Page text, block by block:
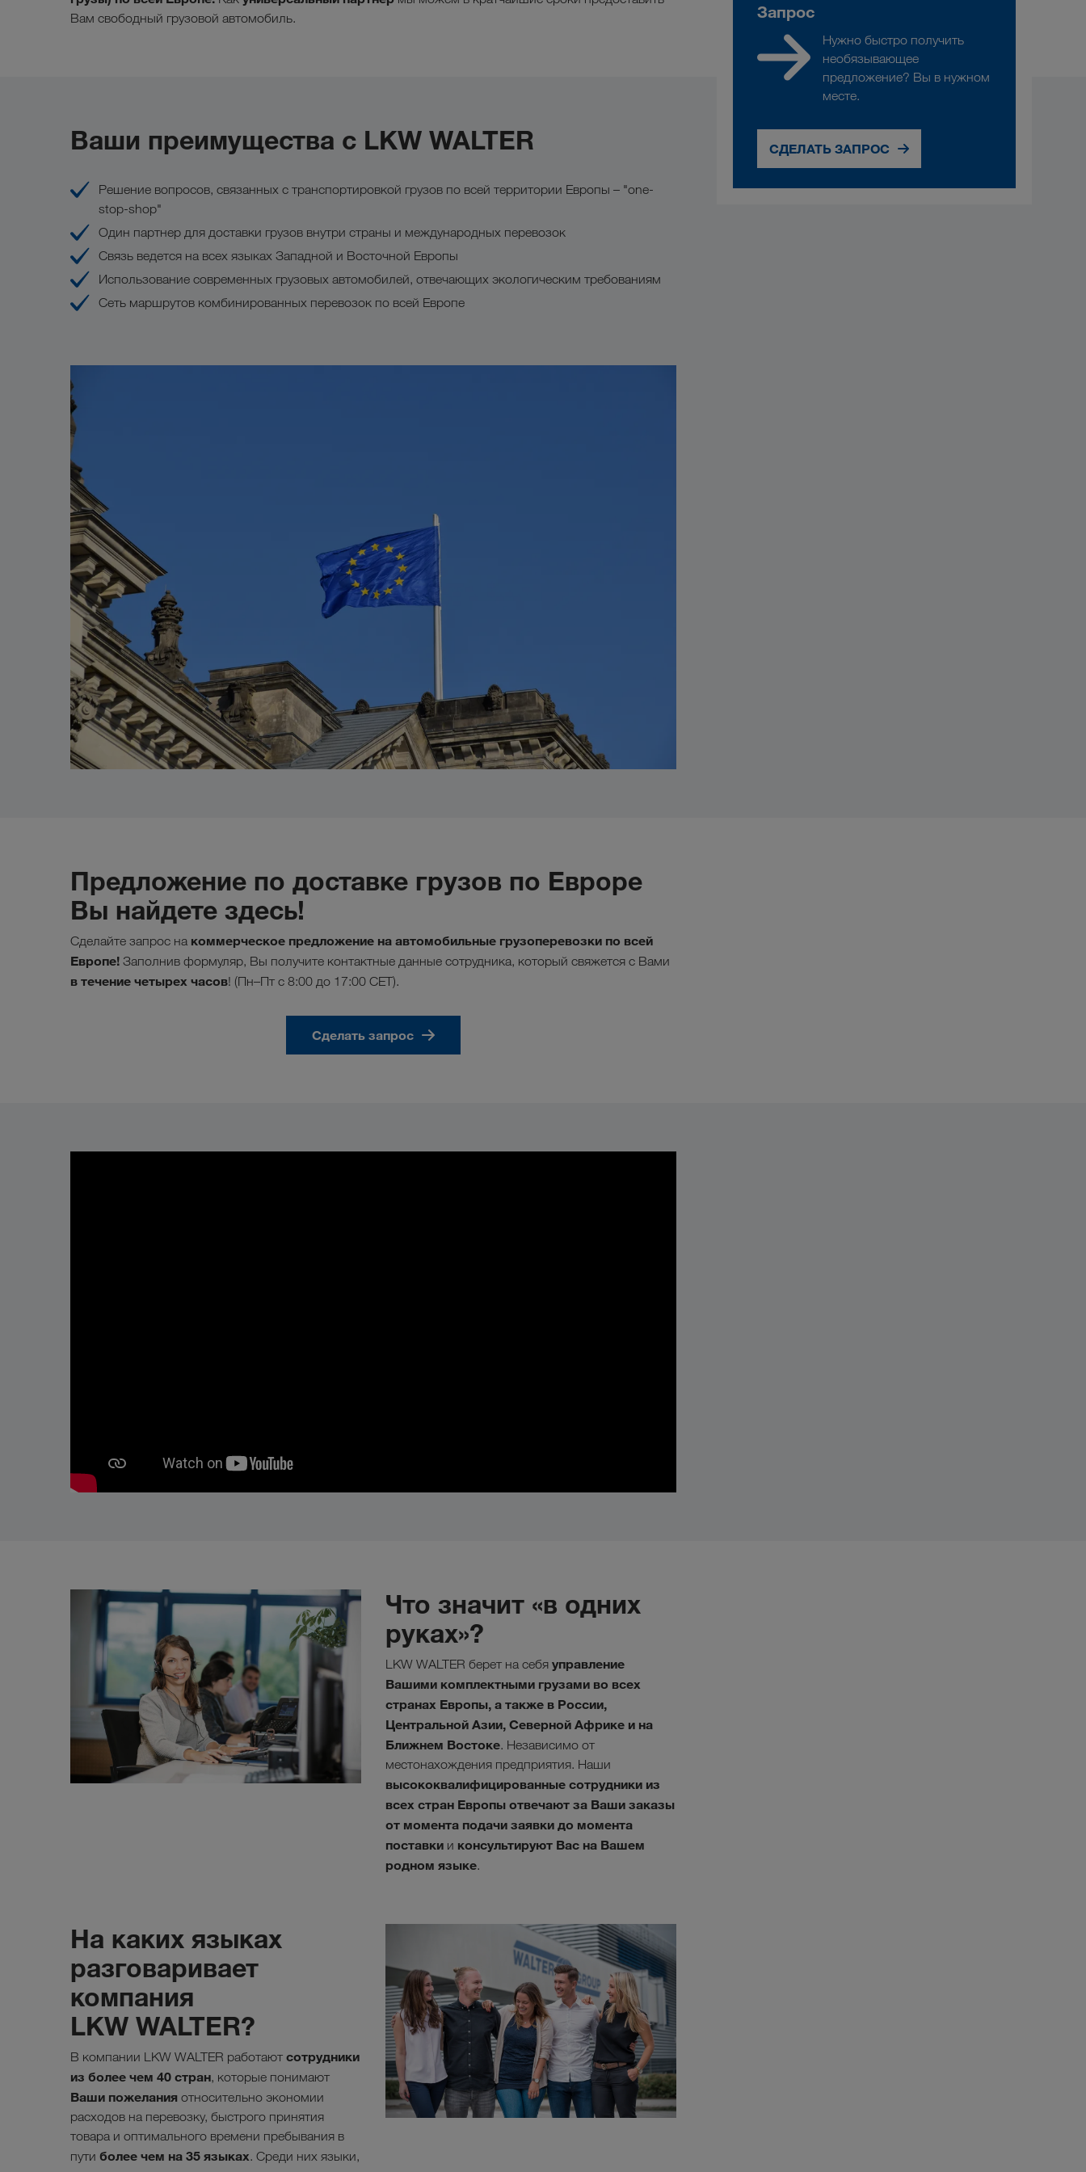
Вам свободный грузовой автомобиль.
Ваши преимущества с LKW WALTER
Решение вопросов, связанных с транспортировкой грузов по всей территории Европы – "one-
stop-shop"
Один партнер для доставки грузов внутри страны и международных перевозок
Связь ведется на всех языках Западной и Восточной Европы
Использование современных грузовых автомобилей, отвечающих экологическим требованиям
Сеть маршрутов комбинированных перевозок по всей Европе
Предложение по доставке грузов по Евроре
Вы найдете здесь!
Сделайте запрос на коммерческое предложение на автомобильные грузоперевозки по всей
Европе! Заполнив формуляр, Вы получите контактные данные сотрудника, который свяжется с Вами
в течение четырех часов! (Пн–Пт с 8:00 до 17:00 CET).
Сделать запрос
Что значит «в одних
руках»?
LKW WALTER берет на себя управление
Вашими комплектными грузами во всех
странах Европы, а также в России,
Центральной Азии, Северной Африке и на
Ближнем Востоке. Независимо от
местонахождения предприятия. Наши
высококвалифицированные сотрудники из
всех стран Европы отвечают за Ваши заказы
от момента подачи заявки до момента
поставки и консультируют Вас на Вашем
родном языке.
На каких языках
разговаривает
компания
LKW WALTER?
В компании LKW WALTER работают сотрудники
из более чем 40 стран, которые понимают
Ваши пожелания относительно экономии
расходов на перевозку, быстрого принятия
товара и оптимального времени пребывания в
пути более чем на 35 языках. Среди них языки,
Запрос
Нужно быстро получить
необязывающее
предложение? Вы в нужном
месте.
СДЕЛАТЬ ЗАПРОС